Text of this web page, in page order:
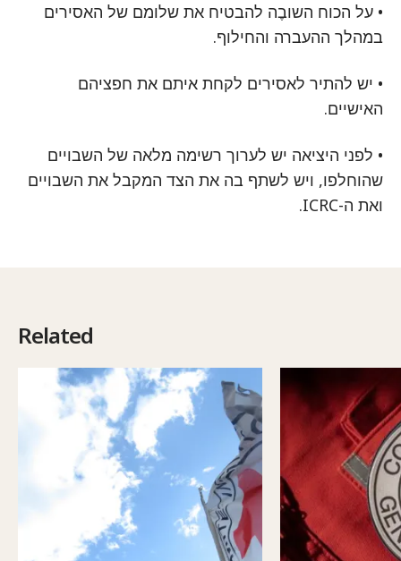
• על הכוח השובֶה להבטיח את שלומם של האסירים
במהלך ההעברה והחילוף.
• יש להתיר לאסירים לקחת איתם את חפציהם
האישיים.
• לפני היציאה יש לערוך רשימה מלאה של השבויים
שהוחלפו, ויש לשתף בה את הצד המקבל את השבויים
ואת ה-ICRC.
Related